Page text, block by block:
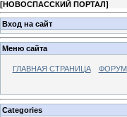
[НОВОСПАССКИЙ ПОРТАЛ]
Вход на сайт
Меню сайта
ГЛАВНАЯ СТРАНИЦА ФОРУМ
Categories